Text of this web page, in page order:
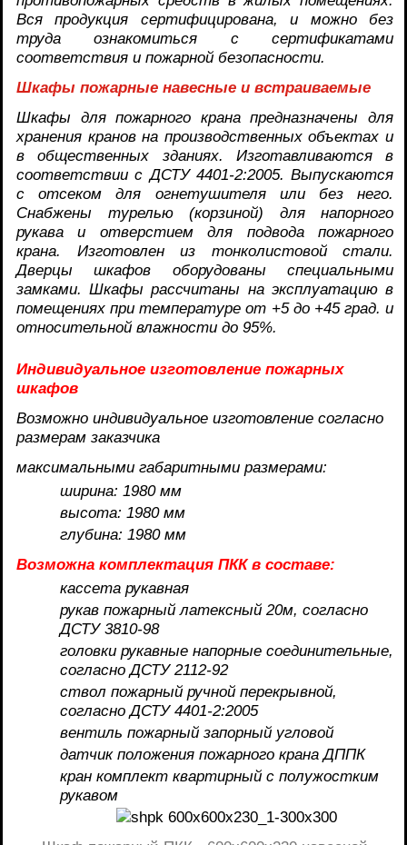
Вся продукция сертифицирована, и можно без
труда ознакомиться с сертификатами
соответствия и пожарной безопасности.
Шкафы пожарные навесные и встраиваемые
Шкафы для пожарного крана предназначены для
хранения кранов на производственных объектах и
в общественных зданиях. Изготавливаются в
соответствии с ДСТУ 4401-2:2005. Выпускаются
с отсеком для огнетушителя или без него.
Снабжены турелью (корзиной) для напорного
рукава и отверстием для подвода пожарного
крана. Изготовлен из тонколистовой стали.
Дверцы шкафов оборудованы специальными
замками. Шкафы рассчитаны на эксплуатацию в
помещениях при температуре от +5 до +45 град. и
относительной влажности до 95%.
Индивидуальное изготовление пожарных
шкафов
Возможно индивидуальное изготовление согласно
размерам заказчика
максимальными габаритными размерами:
ширина: 1980 мм
высота: 1980 мм
глубина: 1980 мм
Возможна комплектация ПКК в составе:
кассета рукавная
рукав пожарный латексный 20м, согласно
ДСТУ 3810-98
головки рукавные напорные соединительные,
согласно ДСТУ 2112-92
ствол пожарный ручной перекрывной,
согласно ДСТУ 4401-2:2005
вентиль пожарный запорный угловой
датчик положения пожарного крана ДППК
кран комплект квартирный с полужостким
рукавом